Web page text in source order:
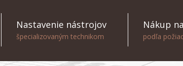
Nastavenie nástrojov
špecializovaným technikom
Nákup
podľa